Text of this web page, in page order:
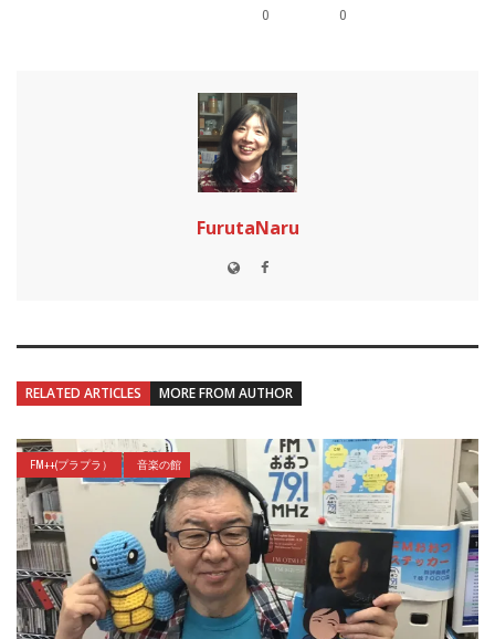
0 0
FurutaNaru
RELATED ARTICLES MORE FROM AUTHOR
FM++(プラプラ） 音楽の館